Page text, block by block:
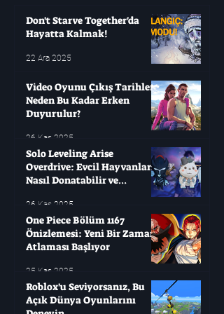
Don't Starve Together'da
Hayatta Kalmak!
22 Ara 2025
Video Oyunu Çıkış Tarihleri ​​
Neden Bu Kadar Erken
Duyurulur?
26 Kas 2025
Solo Leveling Arise
Overdrive: Evcil Hayvanları
Nasıl Donatabilir ve
26 Kas 2025
One Piece Bölüm 1167
Önizlemesi: Yeni Bir Zaman
Atlaması Başlıyor
25 Kas 2025
Roblox'u Seviyorsanız, Bu
Açık Dünya Oyunlarını